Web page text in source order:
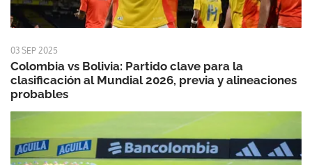
03 SEP 2025
Colombia vs Bolivia: Partido clave para la
clasificación al Mundial 2026, previa y alineaciones
probables